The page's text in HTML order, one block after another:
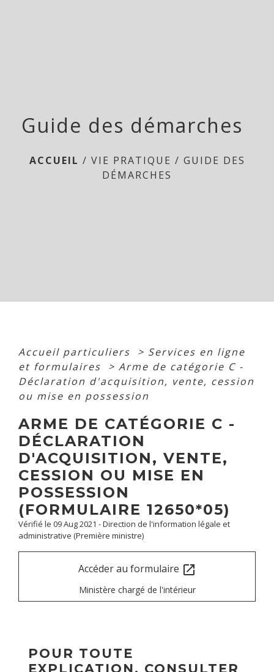
Guide des démarches
ACCUEIL / VIE PRATIQUE / GUIDE DES
DÉMARCHES
Accueil particuliers > Services en ligne
et formulaires
> Arme de catégorie C -
Déclaration d'acquisition, vente, cession
ou mise en possession
ARME DE CATÉGORIE C -
DÉCLARATION
D'ACQUISITION, VENTE,
CESSION OU MISE EN
POSSESSION
(FORMULAIRE 12650*05)
Vérifié le 09 Aug 2021 - Direction de l'information légale et
administrative (Première ministre)
Accéder au formulaire open_in_new
Ministère chargé de l'intérieur
POUR TOUTE
EXPLICATION, CONSULTER